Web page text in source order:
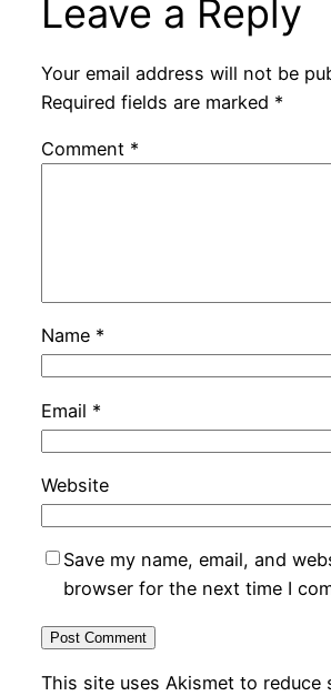
Leave a Reply
Your email address will not be
Required fields are marked *
Comment *
Name *
Email *
Website
Save my name, email, and
browser for the next time I
This site uses Akismet to reduce